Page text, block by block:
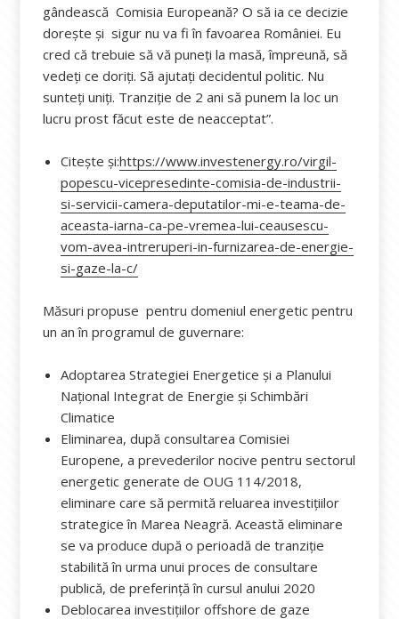
gândească Comisia Europeană? O să ia ce decizie
dorește și sigur nu va fi în favoarea României. Eu
cred că trebuie să vă puneți la masă, împreună, să
vedeți ce doriți. Să ajutați decidentul politic. Nu
sunteți uniți. Tranziție de 2 ani să punem la loc un
lucru prost făcut este de neacceptat”.
Citește și:https://www.investenergy.ro/virgil-
popescu-vicepresedinte-comisia-de-industrii-
si-servicii-camera-deputatilor-mi-e-teama-de-
aceasta-iarna-ca-pe-vremea-lui-ceausescu-
vom-avea-intreruperi-in-furnizarea-de-energie-
si-gaze-la-c/
Măsuri propuse pentru domeniul energetic pentru
un an în programul de guvernare:
Adoptarea Strategiei Energetice și a Planului
Național Integrat de Energie și Schimbări
Climatice
Eliminarea, după consultarea Comisiei
Europene, a prevederilor nocive pentru sectorul
energetic generate de OUG 114/2018,
eliminare care să permită reluarea investițiilor
strategice în Marea Neagră. Această eliminare
se va produce după o perioadă de tranziție
stabilită în urma unui proces de consultare
publică, de preferință în cursul anului 2020
Deblocarea investițiilor offshore de gaze